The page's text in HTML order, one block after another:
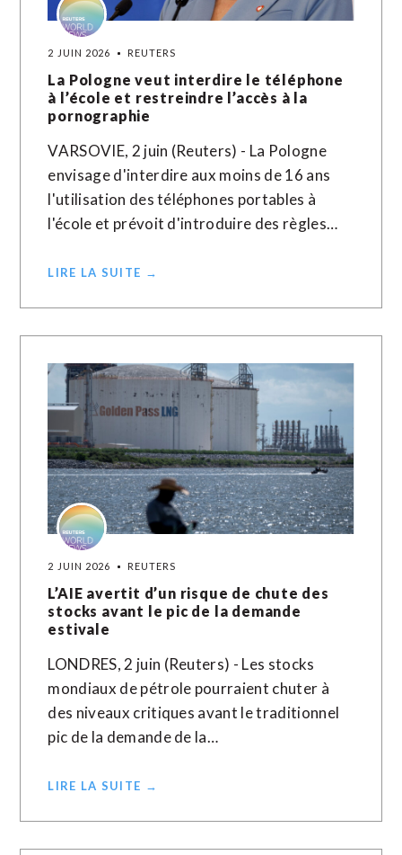
2 JUIN 2026 REUTERS
La Pologne veut interdire le téléphone
à l’école et restreindre l’accès à la
pornographie
VARSOVIE, 2 juin (Reuters) - La Pologne
envisage d'interdire aux moins de 16 ans
l'utilisation des téléphones portables à
l'école et prévoit d'introduire des règles…
LIRE LA SUITE →
2 JUIN 2026 REUTERS
L’AIE avertit d’un risque de chute des
stocks avant le pic de la demande
estivale
LONDRES, 2 juin (Reuters) - Les stocks
mondiaux de pétrole pourraient chuter à
des niveaux critiques avant le traditionnel
pic de la demande de la…
LIRE LA SUITE →